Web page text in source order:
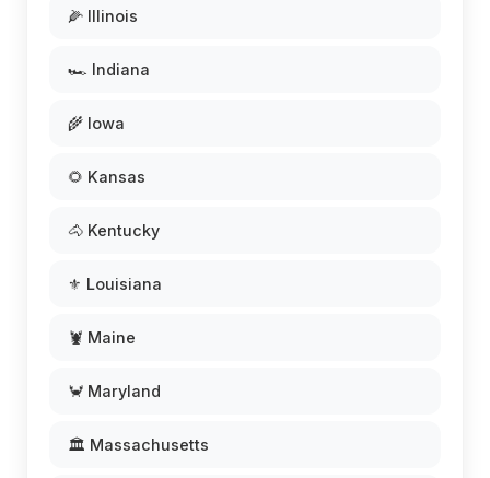
🌽 Illinois
🏎️ Indiana
🌾 Iowa
🌻 Kansas
🐴 Kentucky
⚜️ Louisiana
🦞 Maine
🦀 Maryland
🏛️ Massachusetts